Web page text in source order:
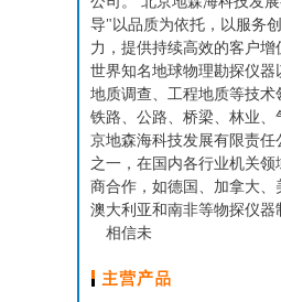
导"以品质为依托，以服务
力，提供持续高效的客户
世界知名地球物理勘探仪器
地质调查、工程地质等技术
铁路、公路、桥梁、林业
京地森海科技发展有限责
之一，在国内各行业机关
商合作，如德国、加拿大、
澳大利亚和南非等物探仪
相信未